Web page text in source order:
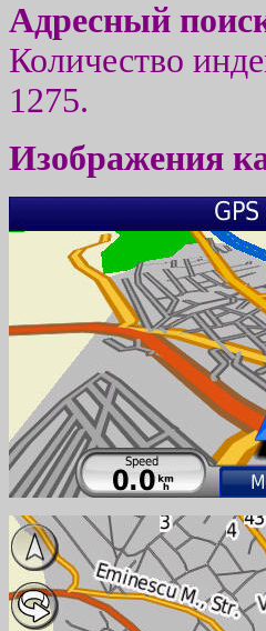
Адресный
Количество
1275.
Изображения